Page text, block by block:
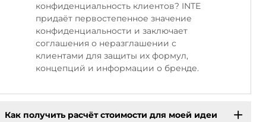
конфиденциальность клиентов? INTE
придаёт первостепенное значение
конфиденциальности и заключает
соглашения о неразглашении с
клиентами для защиты их формул,
концепций и информации о бренде.
Как получить расчёт стоимости для моей идеи